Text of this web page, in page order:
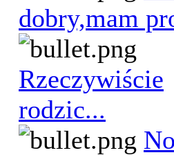
dobry,mam
Rzeczywiście
rodzic...
No